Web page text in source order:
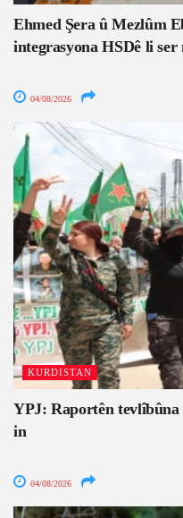
Ehmed Şera û Mezlûm
integrasyona HSDê li ser
04/08/2026
KURDISTAN
YPJ: Raportên
in
04/08/2026